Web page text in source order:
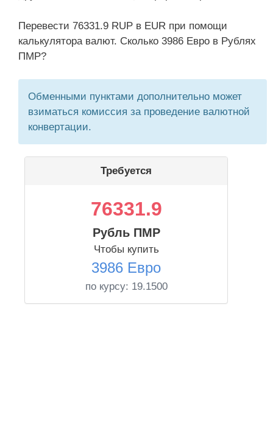
Перевести 76331.9 RUP в EUR при помощи
калькулятора валют. Сколько 3986 Евро в Рублях
ПМР?
Обменными пунктами дополнительно может
взиматься комиссия за проведение валютной
конвертации.
Требуется
76331.9
Рубль ПМР
Чтобы купить
3986 Евро
по курсу: 19.1500